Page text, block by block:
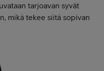
tarjoavan syvät
mikä tekee siitä sopivan